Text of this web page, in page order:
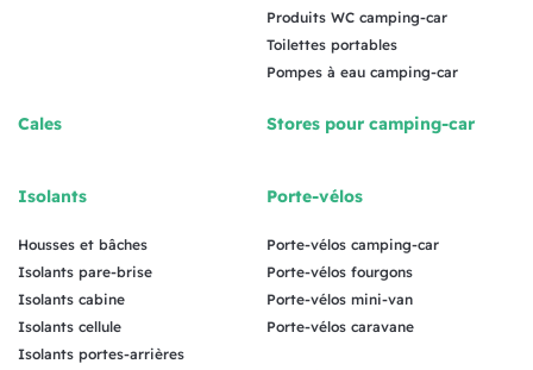
Produits WC camping-car
Toilettes portables
Pompes à eau camping-car
Cales
Isolants
Housses et bâches
Isolants pare-brise
Isolants cabine
Isolants cellule
Isolants portes-arrières
Stores pour camping-car
Porte-vélos
Porte-vélos camping-car
Porte-vélos fourgons
Porte-vélos mini-van
Porte-vélos caravane